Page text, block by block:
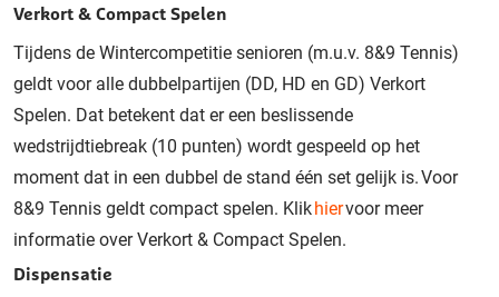
Verkort & Compact Spelen
Tijdens de Wintercompetitie senioren (m.u.v. 8&9 Tennis)
geldt voor alle dubbelpartijen (DD, HD en GD) Verkort
Spelen. Dat betekent dat er een beslissende
wedstrijdtiebreak (10 punten) wordt gespeeld op het
moment dat in een dubbel de stand één set gelijk is.Voor
8&9 Tennis geldt compact spelen. Klikhiervoor meer
informatie over Verkort & Compact Spelen.
Dispensatie